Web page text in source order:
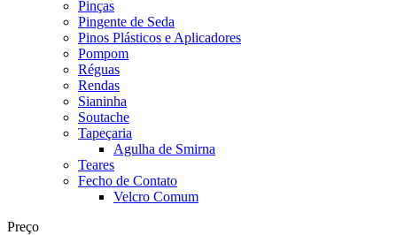
Pinças
Pingente de Seda
Pinos Plásticos e Aplicadores
Pompom
Réguas
Rendas
Sianinha
Soutache
Tapeçaria
Agulha de Smirna
Teares
Fecho de Contato
Velcro Comum
Preço